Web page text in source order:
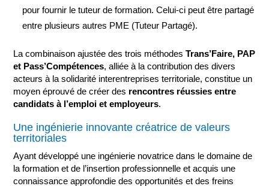
pour fournir le tuteur de formation. Celui-ci peut être partagé
entre plusieurs autres PME (Tuteur Partagé).
La combinaison ajustée des trois méthodesTrans’Faire, PAP
et Pass’Compétences, alliée à la contribution des divers
acteurs à la solidarité interentreprises territoriale, constitue un
moyen éprouvé de créer des rencontres réussies entre
candidats à l’emploi et employeurs.
Une ingénierie innovante créatrice de valeurs
territoriales
Ayant développé une ingénierie novatrice dans le domaine de
la formation et de l’insertion professionnelle et acquis une
connaissance approfondie des opportunités et des freins